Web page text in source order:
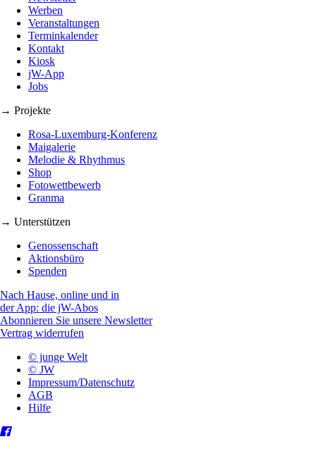
Werben
Veranstaltungen
Terminkalender
Kontakt
Kiosk
jW-App
Jobs
→ Projekte
Rosa-Luxemburg-Konferenz
Maigalerie
Melodie & Rhythmus
Shop
Fotowettbewerb
Granma
→ Unterstützen
Genossenschaft
Aktionsbüro
Spenden
Nach Hause, online und in
der App: die jW-Abos
Abonnieren Sie unsere Newsletter
Vertrag widerrufen
© junge Welt
© JW
Impressum/Datenschutz
AGB
Hilfe